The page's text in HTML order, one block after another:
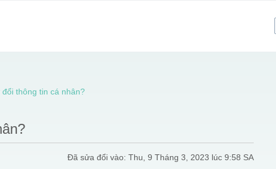
thông tin cá nhân?
Đã sửa đổi vào: Thu, 9 Tháng 3, 2023 lúc 9:58 SA